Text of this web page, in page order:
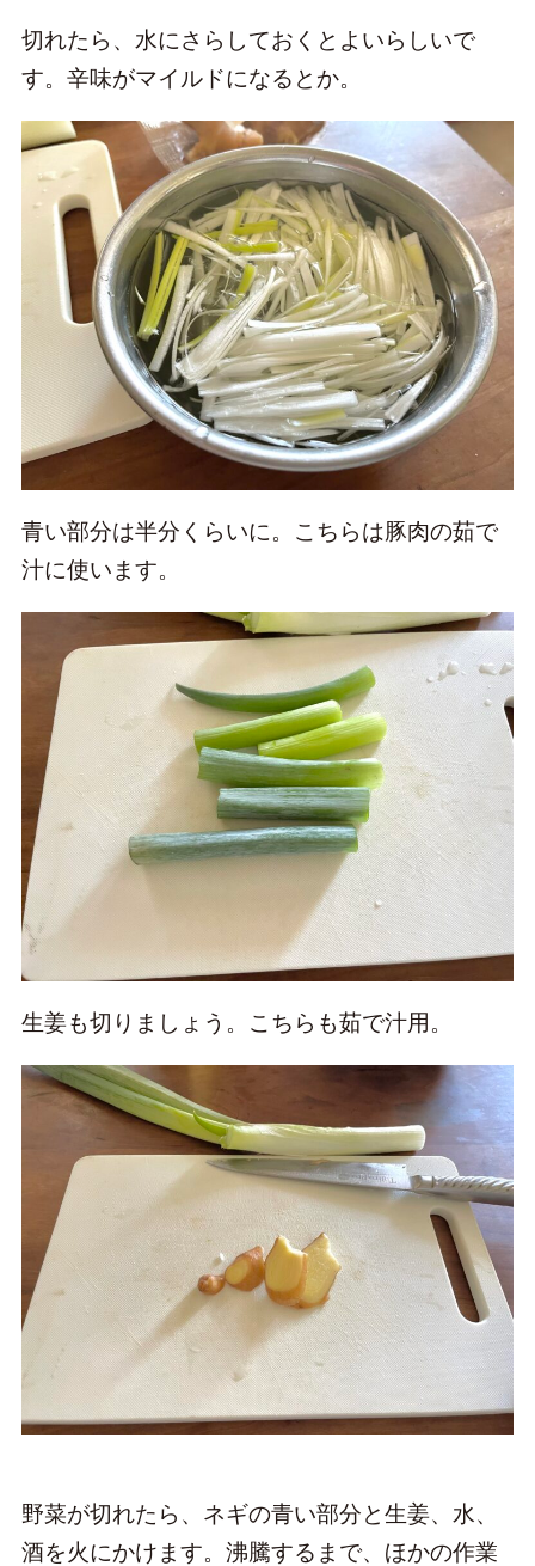
切れたら、水にさらしておくとよいらしいで
す。辛味がマイルドになるとか。
青い部分は半分くらいに。こちらは豚肉の茹で
汁に使います。
生姜も切りましょう。こちらも茹で汁用。
野菜が切れたら、ネギの青い部分と生姜、水、
酒を火にかけます。沸騰するまで、ほかの作業